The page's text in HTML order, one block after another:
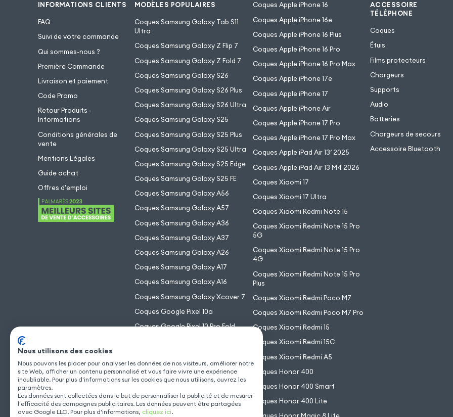
INFORMATIONS CLIENTS
FAQ
Suivi de votre commande
Qui sommes-nous ?
Première Commande
Livraison et paiement
Code Promo
Retour Produits -
Informations
Conditions générales de
vente
Mentions Légales
Guide achat
Offres d'emploi
MODÈLES POPULAIRES
Coques Samsung Galaxy Tab S11
Ultra
Coques Samsung Galaxy Z Flip 7
Coques Samsung Galaxy Z Fold 7
Coques Samsung Galaxy S26
Coques Samsung Galaxy S26 Plus
Coques Samsung Galaxy S26 Ultra
Coques Samsung Galaxy S25
Coques Samsung Galaxy S25 Plus
Coques Samsung Galaxy S25 Ultra
Coques Samsung Galaxy S25 Edge
Coques Samsung Galaxy S25 FE
Coques Samsung Galaxy A56
Coques Samsung Galaxy A57
Coques Samsung Galaxy A36
Coques Samsung Galaxy A37
Coques Samsung Galaxy A26
Coques Samsung Galaxy A17
Coques Samsung Galaxy A16
Coques Samsung Galaxy Xcover 7
Coques Google Pixel 10a
Coques Google Pixel 10 Pro Fold
Coques Google Pixel 10
Coques Apple iPhone 16
Coques Apple iPhone 16e
Coques Apple iPhone 16 Plus
Coques Apple iPhone 16 Pro
Coques Apple iPhone 16 Pro Max
Coques Apple iPhone 17e
Coques Apple iPhone 17
Coques Apple iPhone Air
Coques Apple iPhone 17 Pro
Coques Apple iPhone 17 Pro Max
Coques Apple iPad Air 13’ 2025
Coques Apple iPad Air 13 M4 2026
Coques Xiaomi 17
Coques Xiaomi 17 Ultra
Coques Xiaomi Redmi Note 15
Coques Xiaomi Redmi Note 15 Pro
5G
Coques Xiaomi Redmi Note 15 Pro
4G
Coques Xiaomi Redmi Note 15 Pro
Plus
Coques Xiaomi Redmi Poco M7
Coques Xiaomi Redmi Poco M7 Pro
Coques Xiaomi Redmi 15
Coques Xiaomi Redmi 15C
Coques Xiaomi Redmi A5
Coques Honor 400
Coques Honor 400 Smart
Coques Honor 400 Lite
ACCESSOIRE
TÉLÉPHONE
Coques
Étuis
Films protecteurs
Chargeurs
Supports
Audio
Batteries
Chargeurs de secours
Accessoire Bluetooth
Nous utilisons des cookies
Nous pouvons les placer pour analyser les données de nos visiteurs, améliorer notre
site Web, afficher un contenu personnalisé et vous faire vivre une expérience
inoubliable. Pour plus d'informations sur les cookies que nous utilisons, ouvrez les
paramètres.
Les données sont collectées dans le but de personnaliser la publicité et de mesurer
l'efficacité des campagnes publicitaires. Les données peuvent être partagées
avec Google LLC. Pour plus d'informations, cliquez ici.